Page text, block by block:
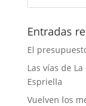
Entradas
El
Las vías de
Espriella
Vuelven los